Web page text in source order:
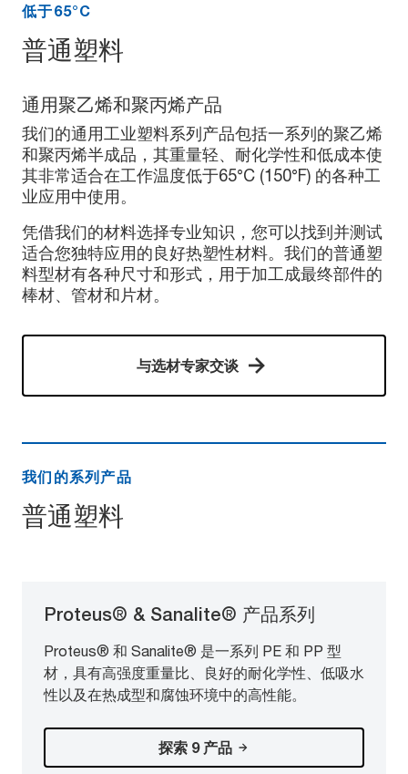
低于65°C
普通塑料
通用聚乙烯和聚丙烯产品
我们的通用工业塑料系列产品包括一系列的聚乙烯
和聚丙烯半成品，其重量轻、耐化学性和低成本使
其非常适合在工作温度低于65°C (150°F) 的各种工
业应用中使用。
凭借我们的材料选择专业知识，您可以找到并测试
适合您独特应用的良好热塑性材料。我们的普通塑
料型材有各种尺寸和形式，用于加工成最终部件的
棒材、管材和片材。
与选材专家交谈
我们的系列产品
普通塑料
Proteus® & Sanalite® 产品系列
Proteus® 和 Sanalite® 是一系列 PE 和 PP 型
材，具有高强度重量比、良好的耐化学性、低吸水
性以及在热成型和腐蚀环境中的高性能。
探索 9 产品